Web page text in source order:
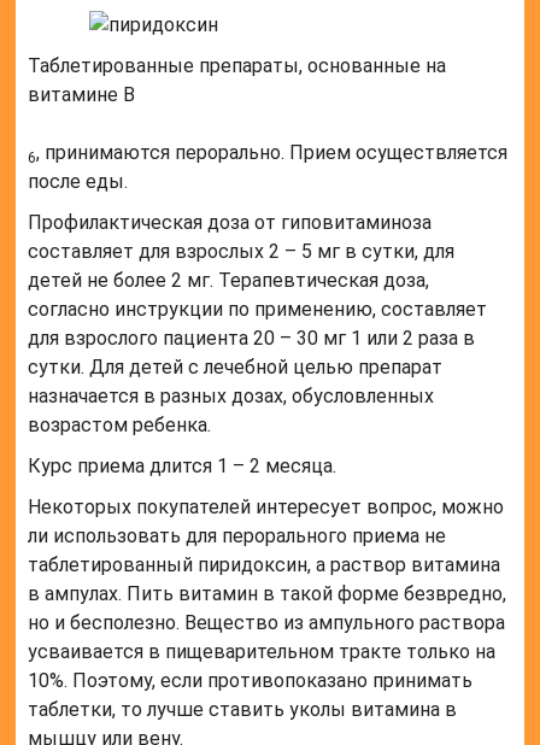
Таблетированные препараты, основанные на
витамине B
6, принимаются перорально. Прием осуществляется
после еды.
Профилактическая доза от гиповитаминоза
составляет для взрослых 2 – 5 мг в сутки, для
детей не более 2 мг. Терапевтическая доза,
согласно инструкции по применению, составляет
для взрослого пациента 20 – 30 мг 1 или 2 раза в
сутки. Для детей с лечебной целью препарат
назначается в разных дозах, обусловленных
возрастом ребенка.
Курс приема длится 1 – 2 месяца.
Некоторых покупателей интересует вопрос, можно
ли использовать для перорального приема не
таблетированный пиридоксин, а раствор витамина
в ампулах. Пить витамин в такой форме безвредно,
но и бесполезно. Вещество из ампульного раствора
усваивается в пищеварительном тракте только на
10%. Поэтому, если противопоказано принимать
таблетки, то лучше ставить уколы витамина в
мышцу или вену.